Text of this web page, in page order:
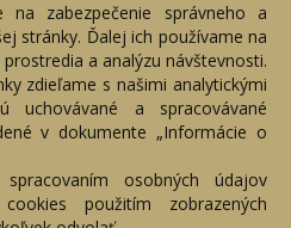
na zabezpečenie správneho a
stránky. Ďalej ich používame na
a analýzu návštevnosti.
zdieľame s našimi analytickými
uchovávané a spracovávané
v dokumente „Informácie o
osobných údajov
použitím zobrazených